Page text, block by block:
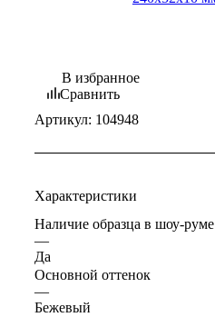
В избранное
Сравнить
Артикул: 104948
Характеристики
Наличие образца в шоу-руме
—
Да
Основной оттенок
—
Бежевый